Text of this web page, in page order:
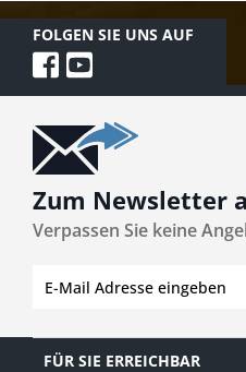
FOLGEN SIE UNS AUF
Zum Newsletter
Verpassen Sie keine
FÜR SIE ERREICHBAR